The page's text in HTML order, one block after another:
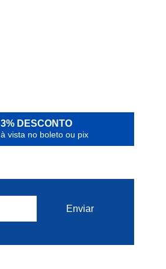
3% DESCONTO
à vista no boleto ou pix